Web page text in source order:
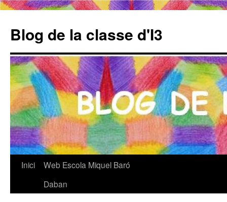
Blog de la classe d'I3
Vés
Inici
Web Escola Miquel Baró
Daban